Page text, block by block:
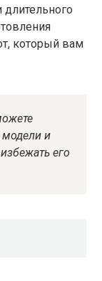
который вам
модели и
его